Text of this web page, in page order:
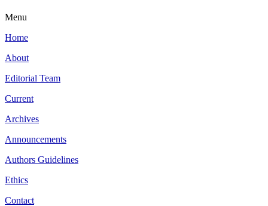
Menu
Home
About
Editorial Team
Current
Archives
Announcements
Authors Guidelines
Ethics
Contact